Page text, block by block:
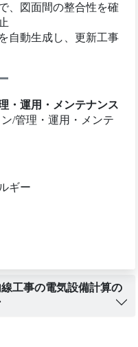
、図面間の整合性を確
自動生成し、更新工事
・運用・メンテナンス
/管理・運用・メンテ
ギー
工事の電気設備計算の